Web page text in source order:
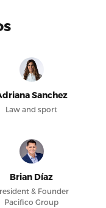
Sanchez
Law and sport
Brian Díaz
& Founder
Pacifico Group